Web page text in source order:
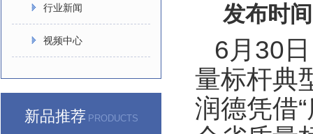
行业新闻
视频中心
新品推荐 PRODUCTS
发布时
6月30
量标杆典
润德凭借